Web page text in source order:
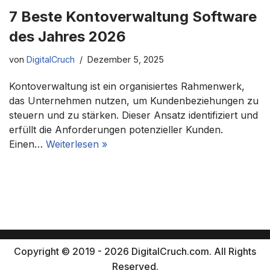
7 Beste Kontoverwaltung Software
des Jahres 2026
von DigitalCruch Dezember 5, 2025
Kontoverwaltung ist ein organisiertes Rahmenwerk,
das Unternehmen nutzen, um Kundenbeziehungen zu
steuern und zu stärken. Dieser Ansatz identifiziert und
erfüllt die Anforderungen potenzieller Kunden.
Einen… Weiterlesen »
Copyright © 2019 - 2026 DigitalCruch.com. All Rights
Reserved.